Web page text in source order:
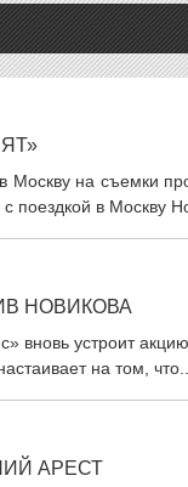
Москву на съемки
в Москву
НОВИКОВА
вновь устроит
на том, что...
АРЕСТ